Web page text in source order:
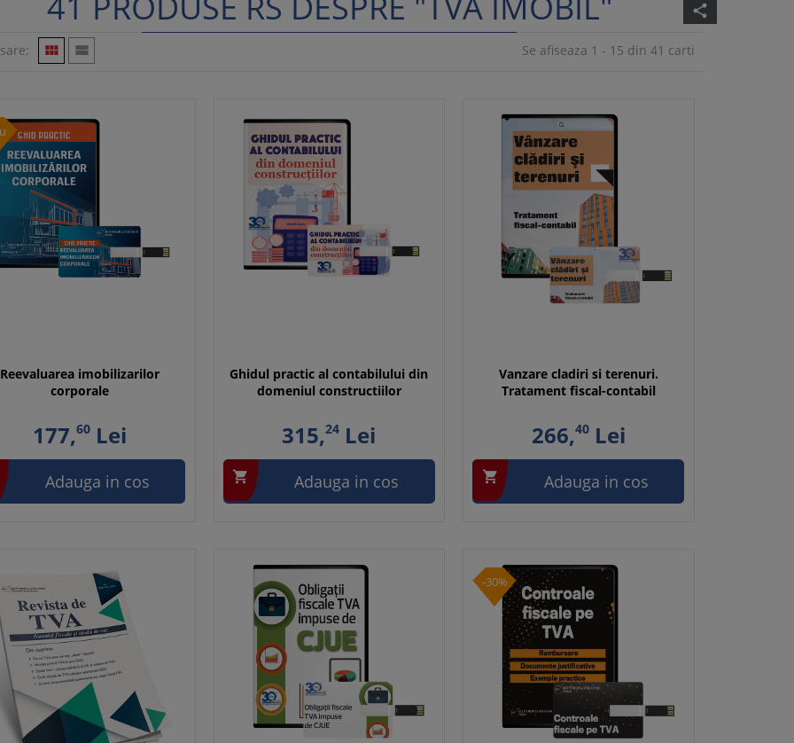
share
  Se afiseaza 1 - 15 din 41 carti
Reevaluarea imobilizarilor
corporale
177,60Lei
Adauga in cos
Ghidul practic al contabilului din
domeniul constructiilor
315,24 Lei
 Adauga in cos
Vanzare cladiri si terenuri.
Tratament fiscal-contabil
266,40Lei
 Adauga in cos
-30%